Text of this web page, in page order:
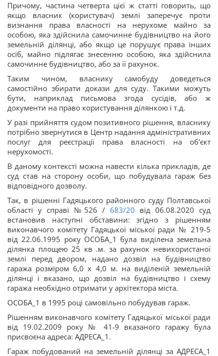
Причому, частина четверта цієї ж статті говорить, що
якщо власник (користувач) землі заперечує проти
визнання права власності на нерухоме майно за
особою, яка здійснила самочинне будівництво на його
земельній ділянці, або якщо це порушує права інших
осіб, майно підлягає знесенню особою, яка здійснила
самочинне будівництво, або за її рахунок.
Таким чином, власнику самобуду доведеться
самостійно збирати докази для суду. Такими можуть
бути, наприклад письмова згода сусідів, або ж
документи на право користування ділянкою і т.д.
У разі прийняття судом позитивного рішення, власнику
потрібно звернутися в Центр надання адміністративних
послуг для реєстрації права власності на об'єкт
нерухомості.
В даному контексті можна навести кілька прикладів, де
суд став на сторону особи, що побудувала гараж без
відповідного дозволу.
Так, в рішенні Гадяцького районного суду Полтавської
області у справі №526 / 683/20 від 06.08.2020 суд
встановив наступні обставини: згідно з рішенням
виконавчого комітету Гадяцької міської ради № 219-5
від 22.06.1995 року ОСОБА_1 була виділена земельна
ділянка площею 25 кв .м. за рахунок невикористаної
землі перед двором, надано дозвіл на будівництво
гаража розміром 6,0 х 4,0 м. на виділеній земельній
ділянці і вказано, що дозвіл на будівництво і схему
гаража необхідно отримати у архітектора міста.
ОСОБА_1 в 1995 році самовільно побудував гараж.
Рішенням виконавчого комітету Гадяцької міської ради
від 19.02.2009 року № 41-9 вказаного гаражу була
присвоєна адреса: АДРЕСА_1.
Гараж побудований на земельній ділянці за АДРЕСА_1